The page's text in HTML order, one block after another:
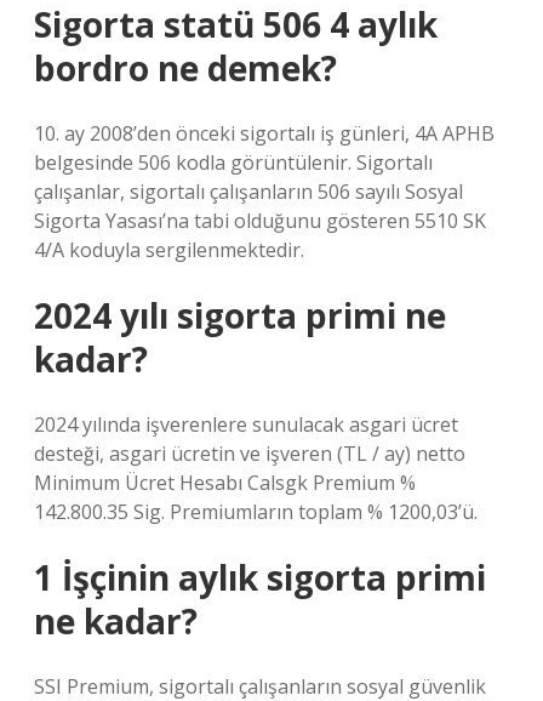
Sigorta statü 506 4 aylık
bordro ne demek?
10. ay 2008’den önceki sigortalı iş günleri, 4A APHB
belgesinde 506 kodla görüntülenir. Sigortalı
çalışanlar, sigortalı çalışanların 506 sayılı Sosyal
Sigorta Yasası’na tabi olduğunu gösteren 5510 SK
4/A koduyla sergilenmektedir.
2024 yılı sigorta primi ne
kadar?
2024 yılında işverenlere sunulacak asgari ücret
desteği, asgari ücretin ve işveren (TL / ay) netto
Minimum Ücret Hesabı Calsgk Premium %
142.800.35 Sig. Premiumların toplam % 1200,03’ü.
1 İşçinin aylık sigorta primi
ne kadar?
SSI Premium, sigortalı çalışanların sosyal güvenlik